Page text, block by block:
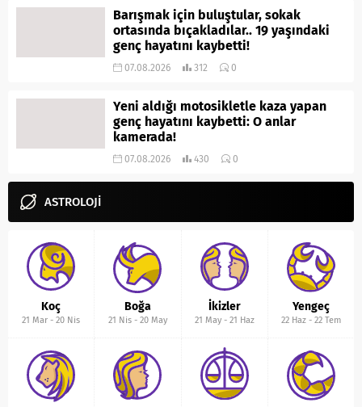
Barışmak için buluştular, sokak
ortasında bıçakladılar.. 19 yaşındaki
genç hayatını kaybetti!
07.08.2026 312 0
Yeni aldığı motosikletle kaza yapan
genç hayatını kaybetti: O anlar
kamerada!
07.08.2026 430 0
ASTROLOJİ
Koç
21 Mar -20 Nis
Boğa
21 Nis- 20 May
İkizler
21 May- 21 Haz
Yengeç
22 Haz- 22 Tem